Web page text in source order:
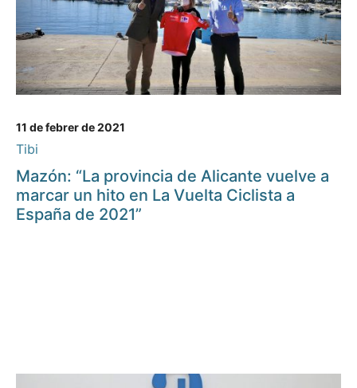
11 de febrer de 2021
Tibi
Mazón: “La provincia de Alicante vuelve a
marcar un hito en La Vuelta Ciclista a
España de 2021”